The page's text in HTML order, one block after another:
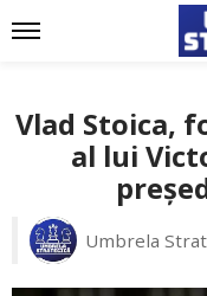
Vlad Stoica,
al lui
Umbrela